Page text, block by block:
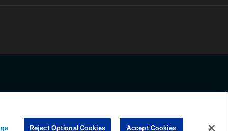
any information beyond this page, you agree to abide by the
Reject Optional Cookies Accept Cookies